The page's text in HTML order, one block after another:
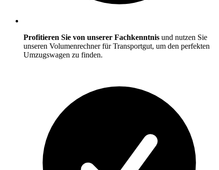
Profitieren Sie von unserer Fachkenntnis und nutzen Sie
unseren Volumenrechner für Transportgut, um den perfekten
Umzugswagen zu finden.